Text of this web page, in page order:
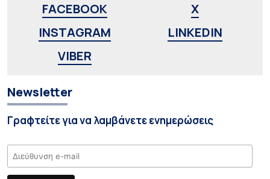
FACEBOOK
X
INSTAGRAM
LINKEDIN
VIBER
Newsletter
Γραφτείτε για να λαμβάνετε ενημερώσεις